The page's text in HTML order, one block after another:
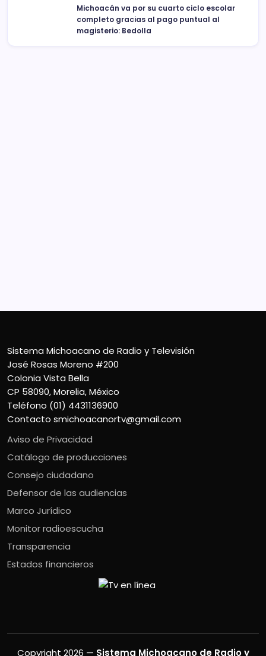
Michoacán va por su cuarto ciclo escolar
completo gracias al pago puntual al
magisterio: Bedolla
Sistema Michoacano de Radio y Televisión
José Rosas Moreno #200
Colonia Vista Bella
CP 58090, Morelia, México
Teléfono (01) 4431136900
Contacto smichoacanortv@gmail.com
Aviso de Privacidad
Catálogo de producciones
Consejo ciudadano
Defensor de las audiencias
Marco Jurídico
Monitor radioescucha
Transparencia
Estados financieros
Copyright 2026 — Sistema Michoacano de Radio y